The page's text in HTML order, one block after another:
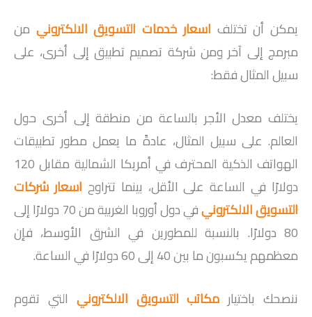
يمكن أن تختلف اسعار خدمات التسويق الالكتروني من
مبرمج إلى آخر ومن شركة تصميم تطبيق إلى أخرى، على
سبيل المثال فقط:
يختلف معدل الأجر بالساعة من منطقة إلى أخرى حول
العالم. على سبيل المثال، عادةً ما يعمل مطور تطبيقات
الهواتف الذكية المحترف في أمريكا الشمالية مقابل 120
دولارًا في الساعة على الأقل، بينما تتراوح اسعار شركات
التسويق الالكتروني
في دول أوروبا الغربية من 70 دولارًا إلى
80 دولارًا. بالنسبة للمطورين في الشرق الأوسط، فإن
معظمهم يكسبون ما بين 40 إلى 60 دولارًا في الساعة.
ننصحك باختيار مكاتب التسويق الالكتروني التي تقوم